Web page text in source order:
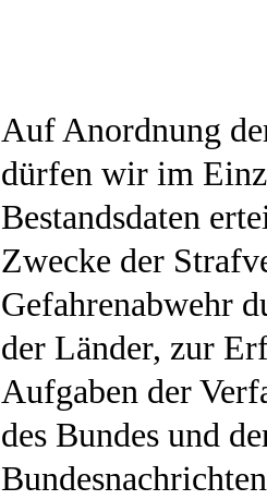
Auf Anordnung
dürfen wir im
Bestandsdaten
Zwecke der
Gefahrenabwehr
der Länder, zur
Aufgaben der
des Bundes und